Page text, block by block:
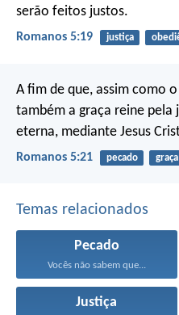
serão feitos justos.
Romanos 5:19 justiça
A fim de que, assim como
também a graça reine pela
eterna, mediante Jesus
Romanos 5:21 pecado graça
Temas relacionados
Pecado
Vocês não sabem que...
Justiça